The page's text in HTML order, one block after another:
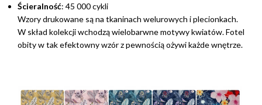
Ścieralność: 45 000 cykli
Wzory drukowane są na tkaninach welurowych i plecionkach.
W skład kolekcji wchodzą wielobarwne motywy kwiatów. Fotel
obity w tak efektowny wzór z pewnością ożywi każde wnętrze.